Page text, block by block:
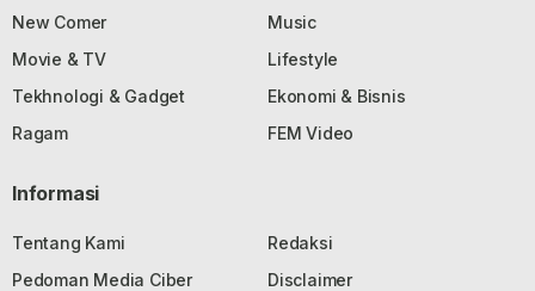
New Comer
Music
Movie & TV
Lifestyle
Tekhnologi & Gadget
Ekonomi & Bisnis
Ragam
FEM Video
Informasi
Tentang Kami
Redaksi
Pedoman Media Ciber
Disclaimer